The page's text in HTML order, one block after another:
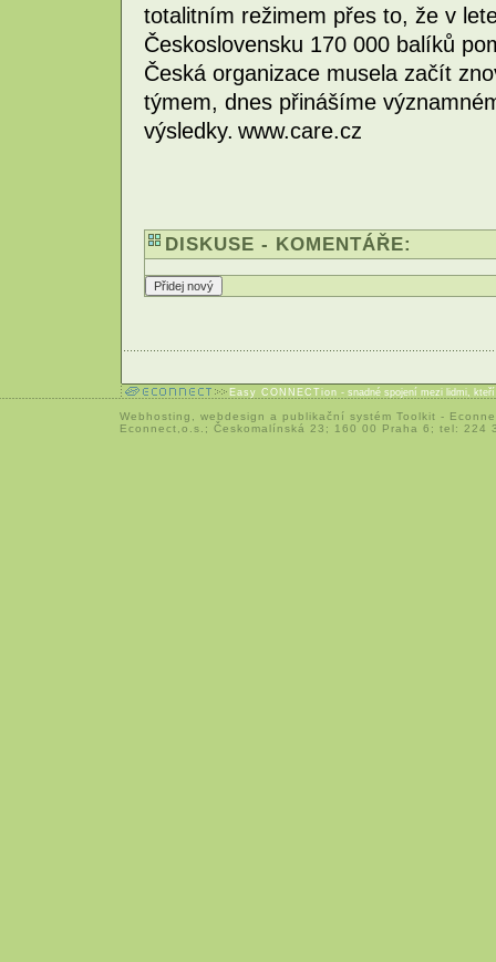
totalitním režimem přes to, že v
Československu 170 000 balíků
Česká organizace musela začít
týmem, dnes přinášíme
výsledky. www.care.cz
DISKUSE - KOMENTÁŘE:
Easy CONNECTion - snadné spojení mezi lidmi,
Webhosting webdesign a publikační systém Toolkit -
Econnect,o.s.; Českomalínská 23; 160 00 Praha 6; tel: 224